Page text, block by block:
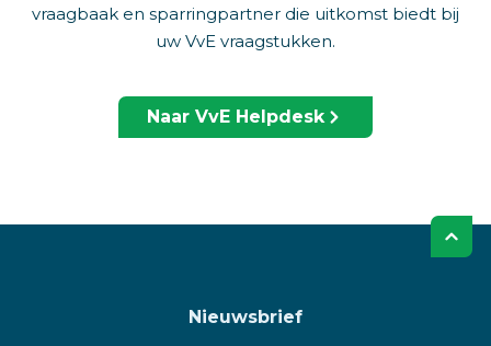
vraagbaak en sparringpartner die uitkomst biedt bij
uw VvE vraagstukken.
Naar VvE Helpdesk
Nieuwsbrief